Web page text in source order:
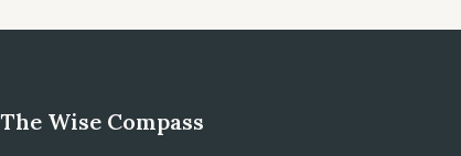
The Wise Compass